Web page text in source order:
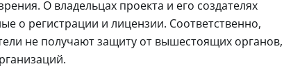
О владельцах проекта и его создателях
о регистрации и лицензии. Соответственно,
не получают защиту от вышестоящих органов,